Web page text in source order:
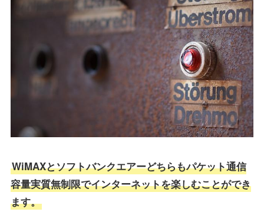
WiMAXとソフトバンクエアーどちらもパケット通信
容量実質無制限でインターネットを楽しむことができ
ます。